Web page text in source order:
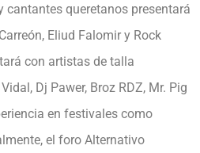
cantantes queretanos presentará
Eliud Falomir y Rock
con artistas de talla
Dj Pawer, Broz RDZ, Mr. Pig
en festivales como
el foro Alternativo